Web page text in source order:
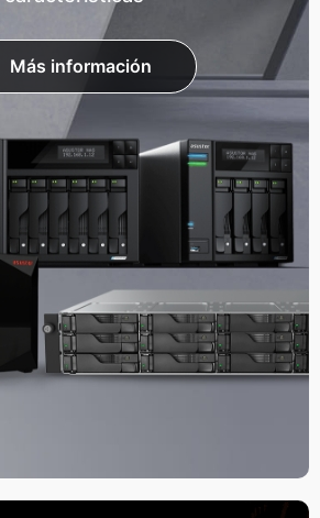
Más información